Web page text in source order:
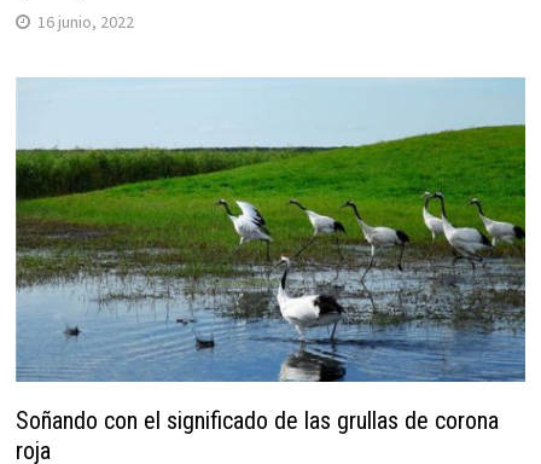
16 junio, 2022
Soñando con el significado de las grullas de corona
roja